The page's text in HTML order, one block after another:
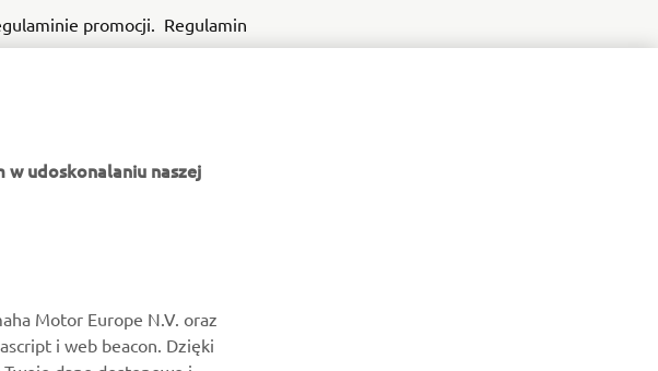
promocji. Regulamin
konserwację
wydarzeniach specjalnych, nowościach i nie tylko
udoskonalaniu naszej
Motor Europe N.V. oraz
i web beacon. Dzięki